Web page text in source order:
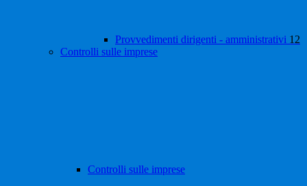
Provvedimenti dirigenti - amministrativi 12
Controlli sulle imprese
Controlli sulle imprese